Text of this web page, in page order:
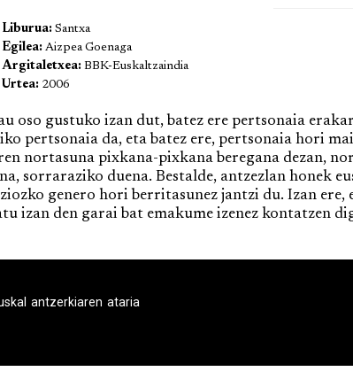
Liburua: Santxa
Egilea: Aizpea Goenaga
Argitaletxea: BBK-Euskaltzaindia
Urtea: 2006
oso gustuko izan dut, batez ere pertsonaia
pertsonaia da, eta batez ere, pertsonaia hori
nortasuna pixkana-pixkana beregana dezan,
sorraraziko duena. Bestalde, antzezlan honek
genero hori berritasunez jantzi du. Izan
izan den garai bat emakume izenez kontatzen
antzerkiaren ataria